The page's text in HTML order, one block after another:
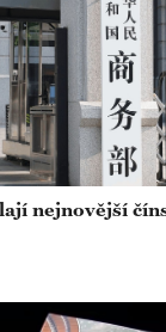
nejnovější